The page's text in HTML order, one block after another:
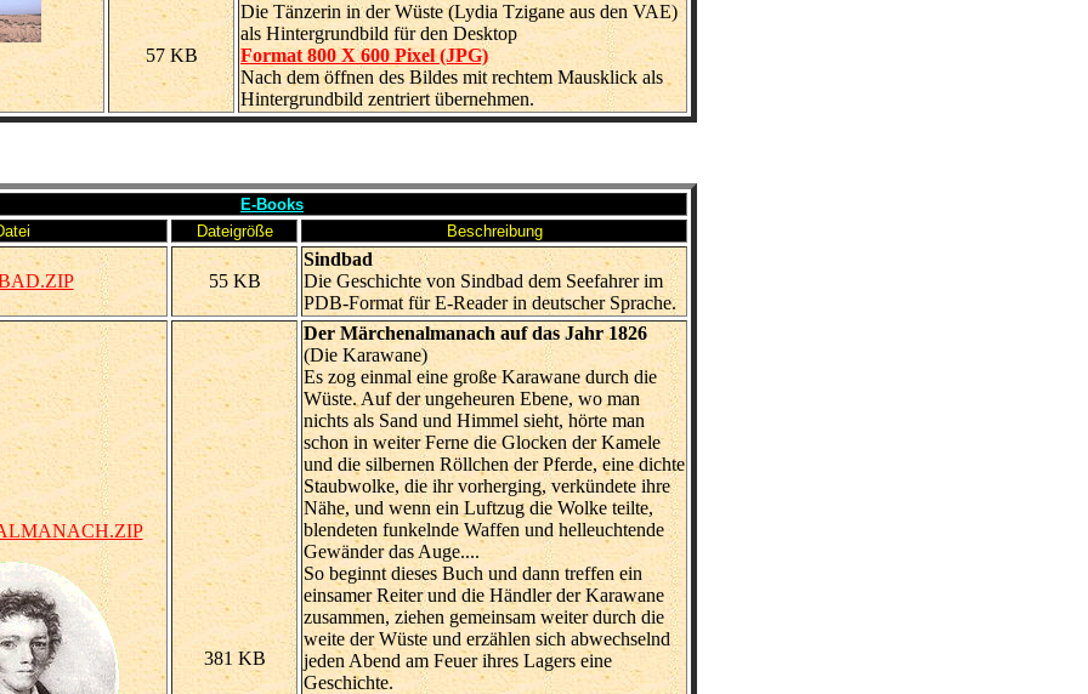
57 KB
Die Tänzerin in der Wüste (Lydia Tzigane aus den VAE)
als Hintergrundbild für den Desktop
Format 800 X 600 Pixel (JPG)
Nach dem öffnen des Bildes mit rechtem Mausklick als
Hintergrundbild zentriert übernehmen.
E-Books
Dateigröße Beschreibung
55 KB
Sindbad
Die Geschichte von Sindbad dem Seefahrer im
PDB-Format für E-Reader in deutscher Sprache.
381 KB
Der Märchenalmanach auf das Jahr 1826
(Die Karawane)
Es zog einmal eine große Karawane durch die
Wüste. Auf der ungeheuren Ebene, wo man
nichts als Sand und Himmel sieht, hörte man
schon in weiter Ferne die Glocken der Kamele
und die silbernen Röllchen der Pferde, eine dichte
Staubwolke, die ihr vorherging, verkündete ihre
Nähe, und wenn ein Luftzug die Wolke teilte,
blendeten funkelnde Waffen und helleuchtende
Gewänder das Auge....
So beginnt dieses Buch und dann treffen ein
einsamer Reiter und die Händler der Karawane
zusammen, ziehen gemeinsam weiter durch die
weite der Wüste und erzählen sich abwechselnd
jeden Abend am Feuer ihres Lagers eine
Geschichte.